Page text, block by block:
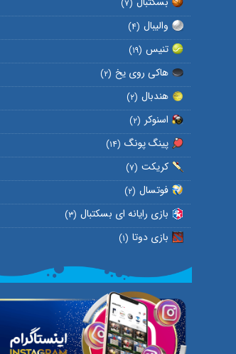
(۷)
والیبال (۴)
تنیس (۱۹)
هاکی روی یخ (۲)
هندبال (۲)
اسنوکر (۲)
پینگ پونگ (۱۴)
کریکت (۷)
فوتسال (۲)
بازی رایانه ای بسکتبال (۳)
بازی دوتا (۱)